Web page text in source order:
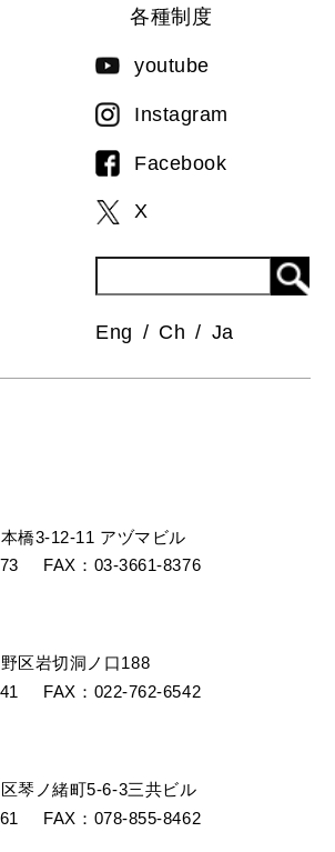
各種制度
youtube
Instagram
Facebook
X
Eng Ch Ja
橋3-12-11 アヅマビル
FAX 03-3661-8376
区岩切洞ノ口188
FAX 022-762-6542
琴ノ緒町5-6-3三共ビル
FAX 078-855-8462